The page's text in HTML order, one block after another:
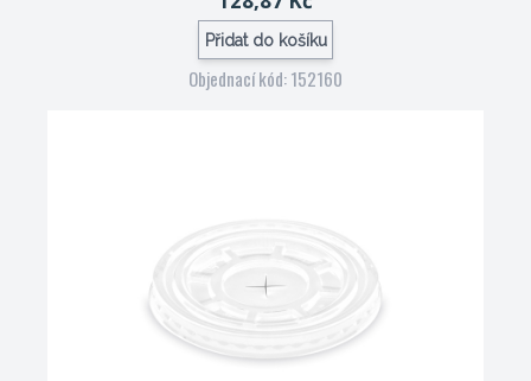
Přidat do košíku
Objednací kód: 152160